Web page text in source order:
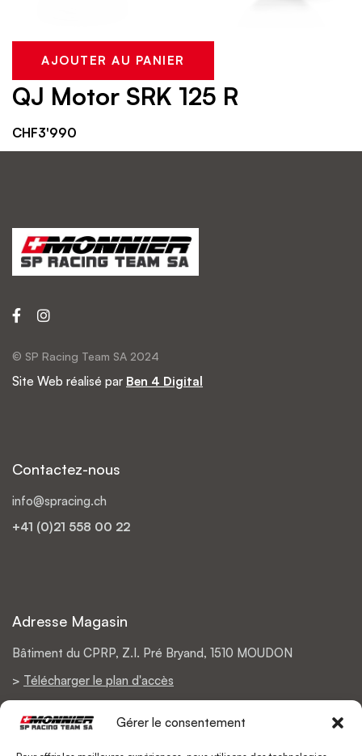
Gérer le consentement
AJOUTER AU PANIER
QJ Motor SRK 125 R
CHF3'990
© SP Racing Team SA 2024
Site Web réalisé par Ben 4 Digital
Contactez-nous
info@spracing.ch
+41 (0)21 558 00 22
Adresse Magasin
Bâtiment du CPRP, Z.I. Pré Bryand, 1510 MOUDON
> Télécharger le plan d'accès